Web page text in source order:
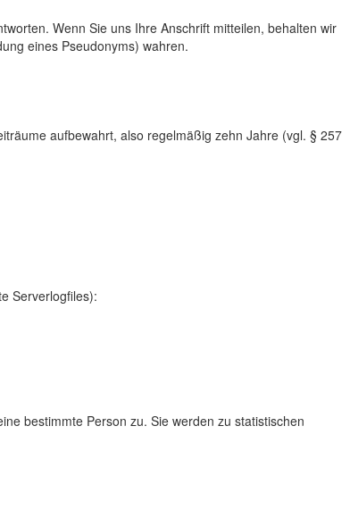
Wenn Sie uns Ihre Anschrift mitteilen, behalten wir
eines Pseudonyms) wahren.
aufbewahrt, also regelmäßig zehn Jahre (vgl. § 257
Serverlogfiles):
bestimmte Person zu. Sie werden zu statistischen